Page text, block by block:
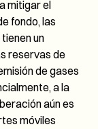
mitigar el
fondo, las
un
reservas de
de gases
a la
aún es
móviles